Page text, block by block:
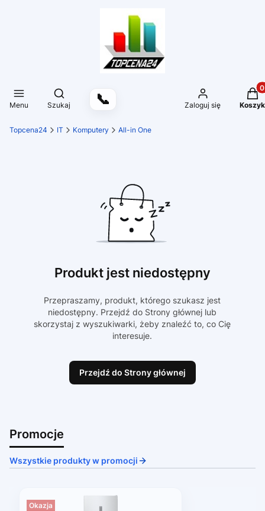
Menu
Otwórz wyszukiwarkę
Szukaj 📞 Zaloguj się Koszyk
Topcena24 IT Komputery All-in One
Produkt jest niedostępny
Przepraszamy, produkt, którego szukasz jest
niedostępny. Przejdź do Strony głównej lub
skorzystaj z wyszukiwarki, żeby znaleźć to, co Cię
interesuje.
Przejdź do Strony głównej
Promocje
Wszystkie produkty w promocji
Okazja